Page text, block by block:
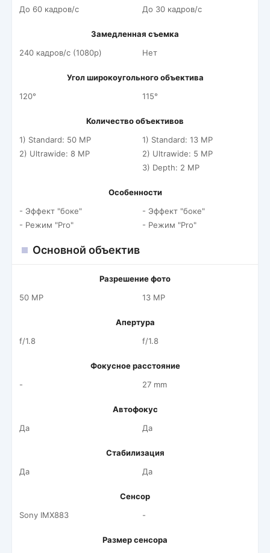
До 60 кадров/c
До 30 кадров/c
Замедленная съемка
240 кадров/c (1080p)
Нет
Угол широкоугольного объектива
120°
115°
Количество объективов
1) Standard: 50 MP
2) Ultrawide: 8 MP
1) Standard: 13 MP
2) Ultrawide: 5 MP
3) Depth: 2 MP
Особенности
- Эффект "боке"
- Режим "Pro"
- Эффект "боке"
- Режим "Pro"
Основной объектив
Разрешение фото
50 MP
13 MP
Апертура
f/1.8
f/1.8
Фокусное расстояние
-
27 mm
Автофокус
Да
Да
Стабилизация
Да
Да
Сенсор
Sony IMX883
-
Размер сенсора